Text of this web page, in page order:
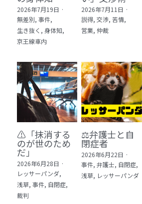
4 創作・芸術・神秘 30冊
5 教育・マネジメント・学修
6 セールス・マーケティン
ル 21冊
7 ライフスタイル・防災・
8 アジア・歴史・未来予測
🎬Dramas(おすすめの小説・
映画)
2026年7月19日 ·
無差別, 事件,
生き抜く, 身体知,
京王線車内
2026年7月11日 ·
説得, 交渉, 苦情,
営業, 仲裁
⚠️「抹消する
のが世のため
だ」​
2026年6月28日 ·
レッサーパンダ,
浅草, 事件, 自閉症,
裁判
⚖️弁護士と自
閉症者
2026年6月22日 ·
事件, 弁護士, 自閉症,
浅草, レッサーパンダ